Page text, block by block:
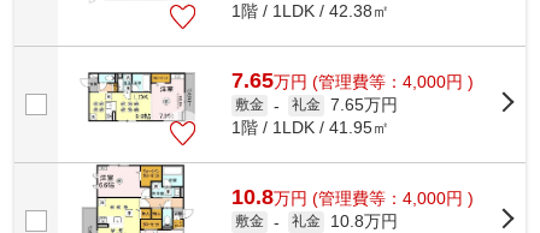
1階 / 1LDK / 42.38㎡
7.65万円 (管理費等：4,000円 )
敷金 - 礼金 7.65万円
1階 / 1LDK / 41.95㎡
10.8万円 (管理費等：4,000円 )
敷金 - 礼金
10.8万円